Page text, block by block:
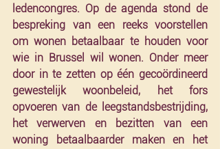
ledencongres. Op de agenda stond de
bespreking van een reeks voorstellen
om wonen betaalbaar te houden voor
wie in Brussel wil wonen. Onder meer
door in te zetten op één gecoördineerd
gewestelijk woonbeleid, het fors
opvoeren van de leegstandsbestrijding,
het verwerven en bezitten van een
woning betaalbaarder maken en het